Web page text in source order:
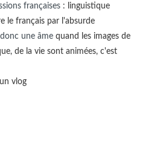
françaises: linguistique
le français par l'absurde
une âmequand les images de
de la vie sont animées, c'est
vlog